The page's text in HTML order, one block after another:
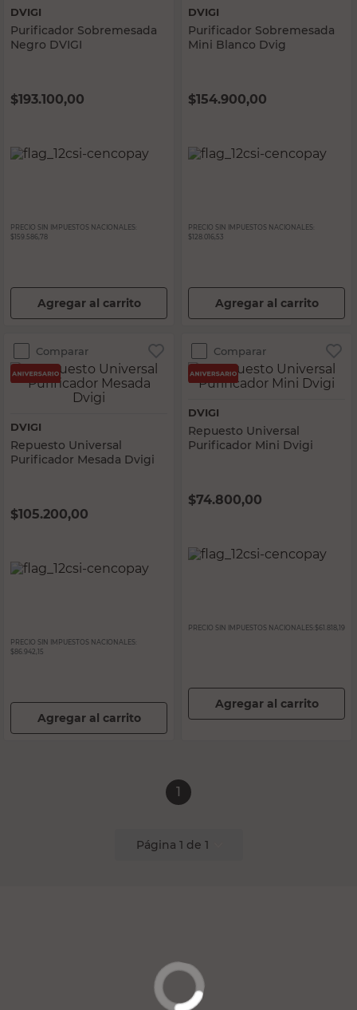
DVIGI
Purificador Sobremesada
Negro DVIGI
$193.100,00
PRECIO SIN IMPUESTOS NACIONALES:
$159.586,78
Agregar al carrito
DVIGI
Purificador Sobremesada
Mini Blanco Dvig
$154.900,00
PRECIO SIN IMPUESTOS NACIONALES:
$128.016,53
Agregar al carrito
Comparar
DVIGI
Repuesto Universal
Purificador Mesada Dvigi
$105.200,00
PRECIO SIN IMPUESTOS NACIONALES:
$86.942,15
Agregar al carrito
Comparar
DVIGI
Repuesto Universal
Purificador Mini Dvigi
$74.800,00
PRECIO SIN IMPUESTOS NACIONALES: $61.818,19
Agregar al carrito
1
Página 1 de 1